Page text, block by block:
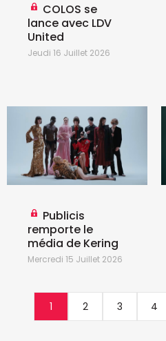
COLOS se
lance avec LDV
United
Jeudi 16 Juillet 2026
Publicis
remporte le
média de Kering
Mercredi 15 Juillet 2026
1 2 3 4